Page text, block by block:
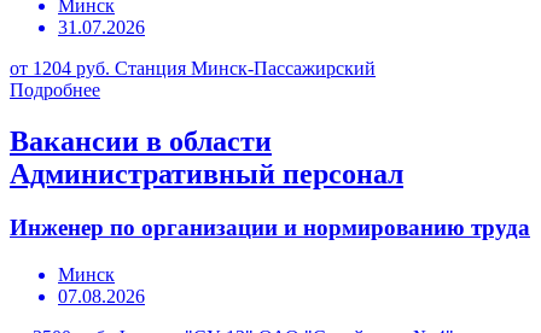
Минск
31.07.2026
от 1204 руб. Станция Минск-Пассажирский
Подробнее
Вакансии в области
Административный персонал
Инженер по организации и нормированию труда
Минск
07.08.2026